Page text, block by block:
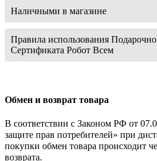
Наличными в магазине
Правила использования
Сертификата Робот Всем
Обмен и возврат товара
В соответствии с Законом РФ от
защите прав потребителей» при
покупки обмен товара происходит
возврата.